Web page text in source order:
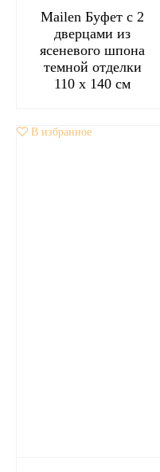
Mailen Буфет с 2
дверцами из
ясеневого шпона
темной отделки
110 x 140 см
В избранное